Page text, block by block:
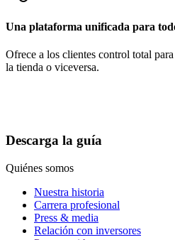
Una plataforma unificada para
Ofrece a los clientes control total
la tienda o viceversa.
Descarga la guía
Quiénes somos
Nuestra historia
Carrera profesional
Press & media
Relación con inversores